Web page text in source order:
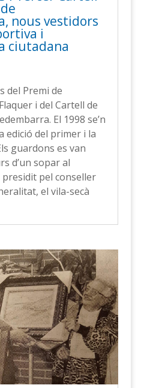
nous vestidors
i
ciutadana
del Premi de
i del Cartell de
El 1998 se’n
edició del primer i la
guardons es van
d’un sopar al
pel conseller
el vila-secà